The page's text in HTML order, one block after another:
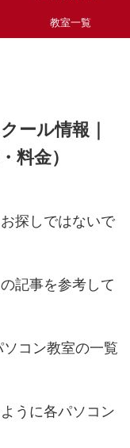
教室一覧
ール情報｜
料金）
探しではないで
記事を参考して
ソコン教室の一覧
うに各パソコン